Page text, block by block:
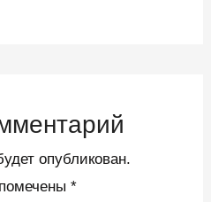
опубликован.
*